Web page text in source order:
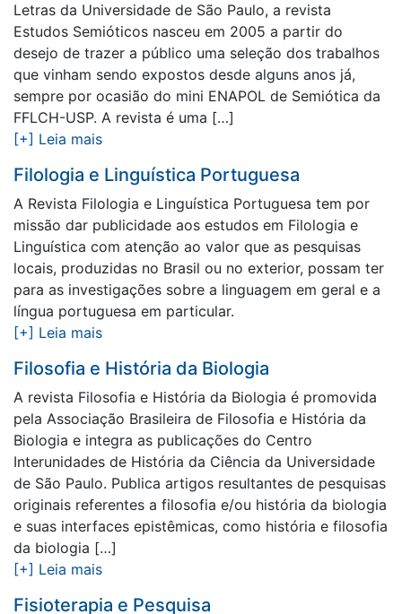
Letras da Universidade de São Paulo, a revista
Estudos Semióticos nasceu em 2005 a partir do
desejo de trazer a público uma seleção dos trabalhos
que vinham sendo expostos desde alguns anos já,
sempre por ocasião do mini ENAPOL de Semiótica da
FFLCH-USP. A revista é uma […]
[+] Leia mais
Filologia e Linguística Portuguesa
A Revista Filologia e Linguística Portuguesa tem por
missão dar publicidade aos estudos em Filologia e
Linguística com atenção ao valor que as pesquisas
locais, produzidas no Brasil ou no exterior, possam ter
para as investigações sobre a linguagem em geral e a
língua portuguesa em particular.
[+] Leia mais
Filosofia e História da Biologia
A revista Filosofia e História da Biologia é promovida
pela Associação Brasileira de Filosofia e História da
Biologia e integra as publicações do Centro
Interunidades de História da Ciência da Universidade
de São Paulo. Publica artigos resultantes de pesquisas
originais referentes a filosofia e/ou história da biologia
e suas interfaces epistêmicas, como história e filosofia
da biologia […]
[+] Leia mais
Fisioterapia e Pesquisa